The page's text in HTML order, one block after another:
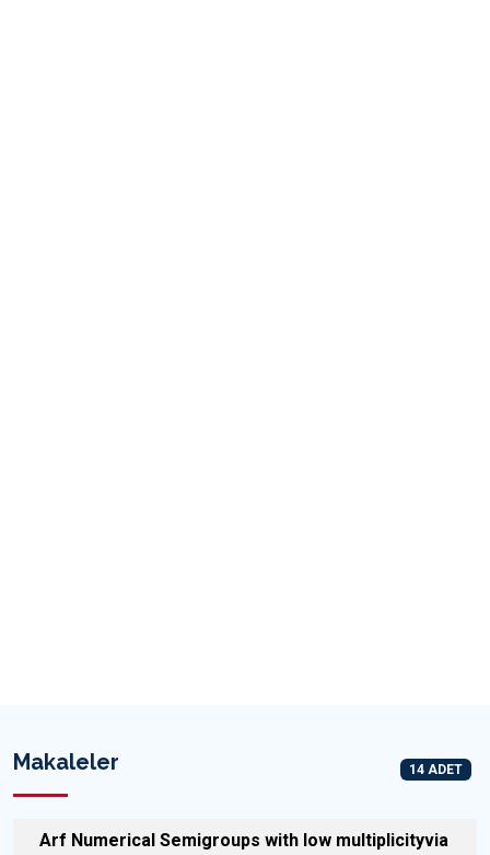
Makaleler 14 ADET
Arf Numerical Semigroups with low multiplicityvia